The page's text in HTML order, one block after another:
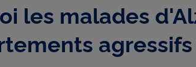
les malades
agressifs